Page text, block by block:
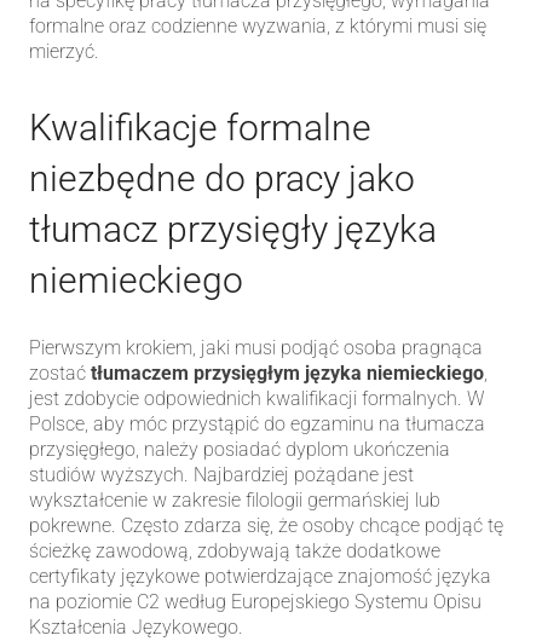
formalne oraz codzienne wyzwania, z którymi musi się
mierzyć.
Kwalifikacje formalne
niezbędne do pracy jako
tłumacz przysięgły języka
niemieckiego
Pierwszym krokiem, jaki musi podjąć osoba pragnąca
zostać tłumaczem przysięgłym języka niemieckiego,
jest zdobycie odpowiednich kwalifikacji formalnych. W
Polsce, aby móc przystąpić do egzaminu na tłumacza
przysięgłego, należy posiadać dyplom ukończenia
studiów wyższych. Najbardziej pożądane jest
wykształcenie w zakresie filologii germańskiej lub
pokrewne. Często zdarza się, że osoby chcące podjąć tę
ścieżkę zawodową, zdobywają także dodatkowe
certyfikaty językowe potwierdzające znajomość języka
na poziomie C2 według Europejskiego Systemu Opisu
Kształcenia Językowego.